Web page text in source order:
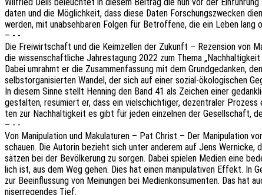
da­ten und die Möglich­keit, dass diese Daten Forschungs­zwe­cken
werden, mit unab­seh­ba­ren Folgen für Betrof­fe­ne, die ein Leben lang
– - -
Die Frei­wirt­schaft und die Keim­zel­len der Zukunft – Rezen­si­on von
die wissen­schaft­li­che Jahres­ta­gung 2022 zum Thema
Dabei umrahmt er die Zusam­men­fas­sung mit dem Grund­ge­dan­ken,
selbst­or­ga­ni­sier­ten Wandel, der sich auf einer sozial-ökolo­gi­schen
In diesem Sinne stellt Henning den Band 41 als Zeichen einer
gestal­ten, resü­miert er, dass ein viel­schich­ti­ger, dezen­tra­ler Prozess
ten zur Nach­hal­tig­keit es gibt für jeden einzel­nen der Gesell­schaft,
– - -
Von Mani­pu­la­ti­on und Maku­la­tu­ren – Pat Christ – Der Mani­pu­la­ti­on
schau­en. Die Autorin bezieht sich unter ande­rem auf Jens
sät­zen bei der Bevöl­ke­rung zu sorgen. Dabei spie­len Medien eine
lich ist, aus dem Weg gehen. Dies hat einen mani­pu­la­ti­ven Effekt.
zur Beein­flus­sung von Meinun­gen bei Medi­en­kon­su­men­ten. Das hat
nis­er­re­gen­des Tief.